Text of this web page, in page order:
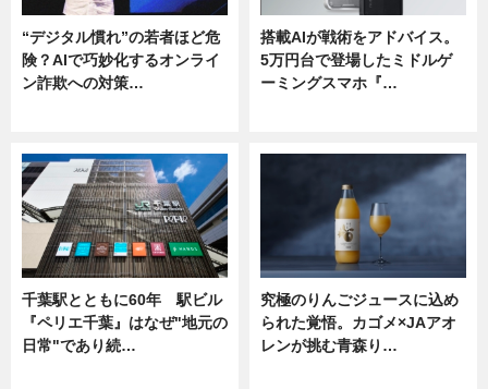
“デジタル慣れ”の若者ほど危
険？AIで巧妙化するオンライ
ン詐欺への対策…
搭載AIが戦術をアドバイス。
5万円台で登場したミドルゲ
ーミングスマホ『…
千葉駅とともに60年 駅ビル
『ペリエ千葉』はなぜ"地元の
日常"であり続…
究極のりんごジュースに込め
られた覚悟。カゴメ×JAアオ
レンが挑む青森り…